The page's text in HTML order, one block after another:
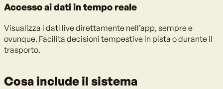
Accesso ai dati in tempo reale
Visualizza i dati live direttamente nell’app, sempre e
ovunque. Facilita decisioni tempestive in pista o durante il
trasporto.
Cosa include il sistema